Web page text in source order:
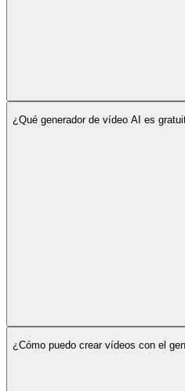
¿Qué generador de vídeo AI es
¿Cómo puedo crear vídeos con el